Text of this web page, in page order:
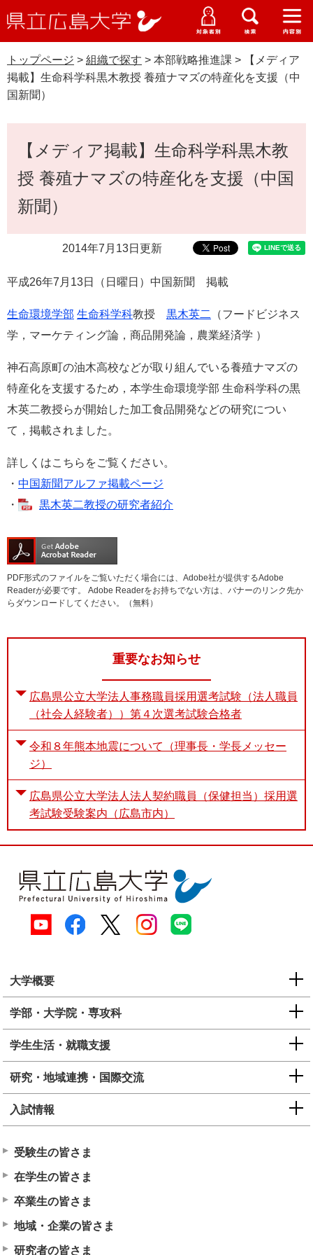
ー
ジ
先
頭
ニ
ュ
を
飛
ニ
ュ
ー
ニ
ュ
ー
ニ
ー
立
大
学
受験生の皆さま
在学生の皆さま
地域・企業の皆さま
研究者の皆さま
教職員の皆さま
受験生特設サイト
WEB版大学案内
資料請求
交通アクセス
English
o
l
カ
タ
ム
検
索
すべて
大学概要
学部・大学院・専攻科
学生生活・就職支援
研究・地域連携・国際交流
入試情報
トップページ > 組織で探す > 本部戦略推進課 >
【メディア
掲載】生命科学科黒木教授 養殖ナマズの特産化を支援（中
国新聞）
【メディア掲載】生命科学科黒木教
授 養殖ナマズの特産化を支援（中国
新聞）
2014年7月13日更新
平成26年7月13日（日曜日）中国新聞 掲載
生命環境学部 生命科学科教授 黒木英二
（フードビジネス
学，マーケティング論，商品開発論，農業経済学 ）
神石高原町の油木高校などが取り組んでいる養殖ナマズの
特産化を支援するため，本学生命環境学部 生命科学科の黒
木英二教授らが開始した加工食品開発などの研究につい
て，掲載されました。
詳しくはこちらをご覧ください。
・ 中国新聞アルファ掲載ページ
・
黒木英二教授の研究者紹介
PDF形式のファイルをご覧いただく場合には、Adobe社が提供するAdobe
Readerが必要です。
Adobe Readerをお持ちでない方は、バナーのリンク先か
らダウンロードしてください。（無料）
重要なお知らせ
広島県公立大学法人事務職員採用選考試験（法人職員
（社会人経験者））第４次選考試験合格者
令和８年熊本地震について（理事長・学長メッセー
ジ）
広島県公立大学法人法人契約職員（保健担当）採用選
考試験受験案内（広島市内）
大学概要
学部・大学院・専攻科
学生生活・就職支援
研究・地域連携・国際交流
入試情報
受験生の皆さま
在学生の皆さま
卒業生の皆さま
地域・企業の皆さま
研究者の皆さま